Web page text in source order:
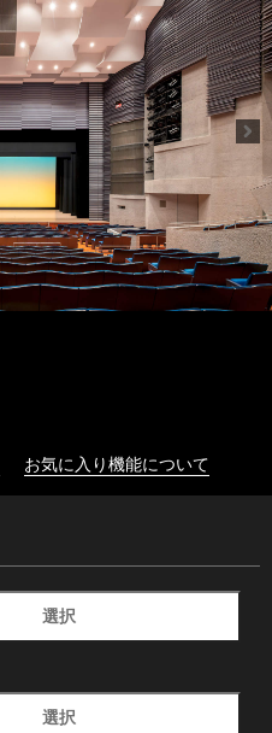
お気に入り機能について
選択
選択